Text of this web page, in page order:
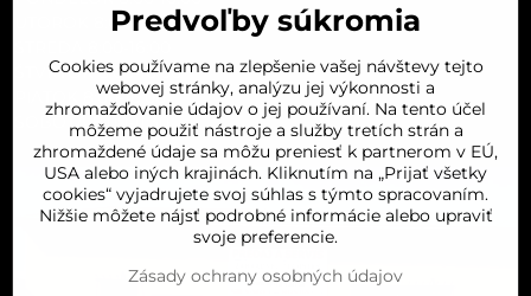
UTOROK 8:00-16:00
ŠTVRTOK 8:00-16:00
PIATOK 8:00-16:00
SOBOTA 8:00-11:30
Predvoľby súkromia
Cookies používame na zlepšenie vašej návštevy tejto
webovej stránky, analýzu jej výkonnosti a
zhromažďovanie údajov o jej používaní. Na tento účel
môžeme použiť nástroje a služby tretích strán a
zhromaždené údaje sa môžu preniesť k partnerom v EÚ,
USA alebo iných krajinách. Kliknutím na „Prijať všetky
cookies“ vyjadrujete svoj súhlas s týmto spracovaním.
Nižšie môžete nájsť podrobné informácie alebo upraviť
svoje preferencie.
Zásady ochrany osobných údajov